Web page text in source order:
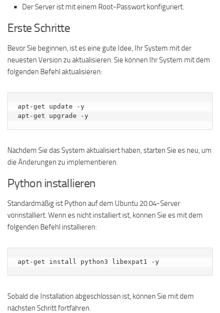
Der Server ist mit einem Root-Passwort konfiguriert.
Erste Schritte
Bevor Sie beginnen, ist es eine gute Idee, Ihr System mit der
neuesten Version zu aktualisieren. Sie können Ihr System mit dem
folgenden Befehl aktualisieren:
apt-get update -y
apt-get upgrade -y
Nachdem Sie das System aktualisiert haben, starten Sie es neu, um
die Änderungen zu implementieren.
Python installieren
Standardmäßig ist Python auf dem Ubuntu 20.04-Server
vorinstalliert. Wenn es nicht installiert ist, können Sie es mit dem
folgenden Befehl installieren:
apt-get install python3 libexpat1 -y
Sobald die Installation abgeschlossen ist, können Sie mit dem
nächsten Schritt fortfahren.